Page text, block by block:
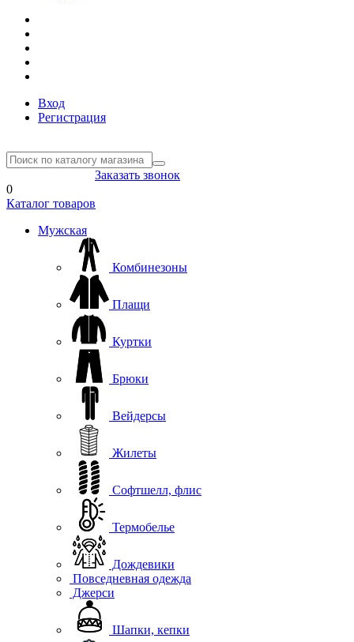
Вход
Регистрация
Заказать звонок
0
Каталог товаров
Мужская
Комбинезоны
Плащи
Куртки
Брюки
Вейдерсы
Жилеты
Софтшелл, флис
Термобелье
Дождевики
Повседневная одежда
Джерси
Шапки, кепки